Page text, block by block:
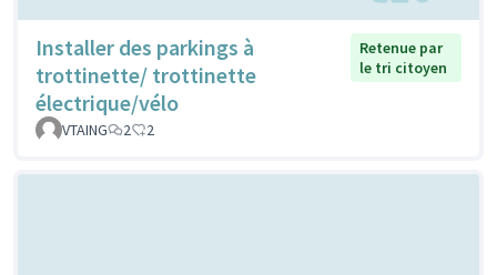
Installer des parkings à
trottinette/ trottinette
électrique/vélo
Retenue par
le tri citoyen
VTAING 2 2